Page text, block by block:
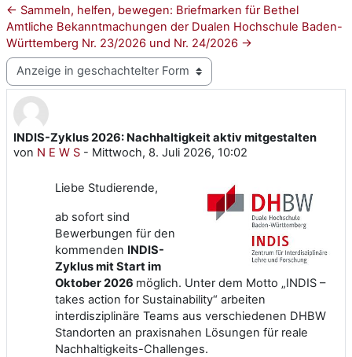
← Sammeln, helfen, bewegen: Briefmarken für Bethel
Amtliche Bekanntmachungen der Dualen Hochschule Baden-
Württemberg Nr. 23/2026 und Nr. 24/2026 →
Anzeigemodus
INDIS-Zyklus 2026: Nachhaltigkeit aktiv mitgestalten
von N E W S - Mittwoch, 8. Juli 2026, 10:02
Anzahl Antworten: 0
Liebe Studierende,
ab sofort sind
Bewerbungen für den
kommenden INDIS-
Zyklus mit Start im
Oktober 2026 möglich. Unter dem Motto „INDIS –
takes action for Sustainability“ arbeiten
interdisziplinäre Teams aus verschiedenen DHBW
Standorten an praxisnahen Lösungen für reale
Nachhaltigkeits-Challenges.